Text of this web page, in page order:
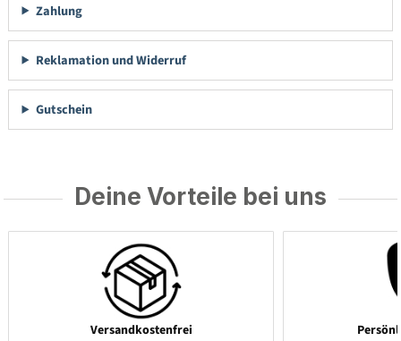
Zahlung
Reklamation und Widerruf
Gutschein
Deine Vorteile bei uns
Versandkostenfrei